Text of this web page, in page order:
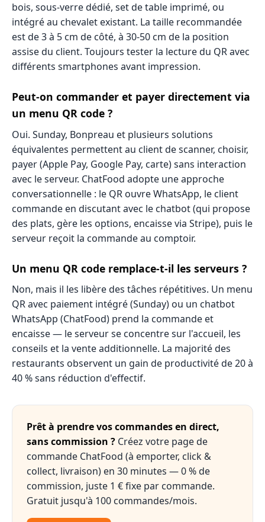
bois, sous-verre dédié, set de table imprimé, ou
intégré au chevalet existant. La taille recommandée
est de 3 à 5 cm de côté, à 30-50 cm de la position
assise du client. Toujours tester la lecture du QR avec
différents smartphones avant impression.
Peut-on commander et payer directement via
un menu QR code ?
Oui. Sunday, Bonpreau et plusieurs solutions
équivalentes permettent au client de scanner, choisir,
payer (Apple Pay, Google Pay, carte) sans interaction
avec le serveur. ChatFood adopte une approche
conversationnelle : le QR ouvre WhatsApp, le client
commande en discutant avec le chatbot (qui propose
des plats, gère les options, encaisse via Stripe), puis le
serveur reçoit la commande au comptoir.
Un menu QR code remplace-t-il les serveurs ?
Non, mais il les libère des tâches répétitives. Un menu
QR avec paiement intégré (Sunday) ou un chatbot
WhatsApp (ChatFood) prend la commande et
encaisse — le serveur se concentre sur l'accueil, les
conseils et la vente additionnelle. La majorité des
restaurants observent un gain de productivité de 20 à
40 % sans réduction d'effectif.
Prêt à prendre vos commandes en direct,
sans commission ? Créez votre page de
commande ChatFood (à emporter, click &
collect, livraison) en 30 minutes — 0 % de
commission, juste 1 € fixe par commande.
Gratuit jusqu'à 100 commandes/mois.